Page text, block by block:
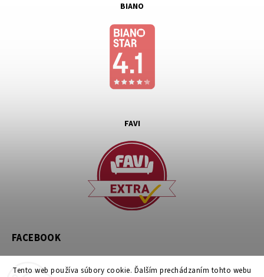
Tento web používa súbory cookie. Ďalším prechádzaním tohto webu
BIANO
FAVI
FACEBOOK